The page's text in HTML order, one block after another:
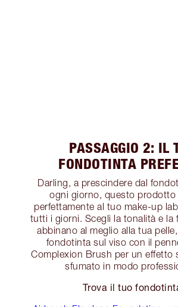
PASSAGGIO 2: IL
FONDOTINTA
Darling, a prescindere dal
ogni giorno, questo prodotto
perfettamente al tuo make-up
tutti i giorni. Scegli la tonalità e la
abbinano al meglio alla tua
fondotinta sul viso con il
Complexion Brush per un effetto
sfumato in modo
Trova il tuo